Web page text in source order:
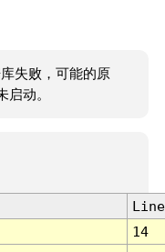
失败，可能的原
启动。
Line
14